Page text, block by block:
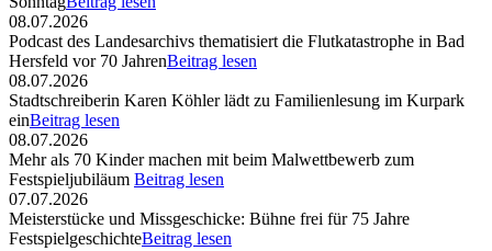
08.07.2026
Podcast des Landesarchivs thematisiert die Flutkatastrophe in Bad
Hersfeld vor 70 JahrenBeitrag lesen
08.07.2026
Stadtschreiberin Karen Köhler lädt zu Familienlesung im Kurpark
einBeitrag lesen
08.07.2026
Mehr als 70 Kinder machen mit beim Malwettbewerb zum
Festspieljubiläum Beitrag lesen
07.07.2026
Meisterstücke und Missgeschicke: Bühne frei für 75 Jahre
FestspielgeschichteBeitrag lesen